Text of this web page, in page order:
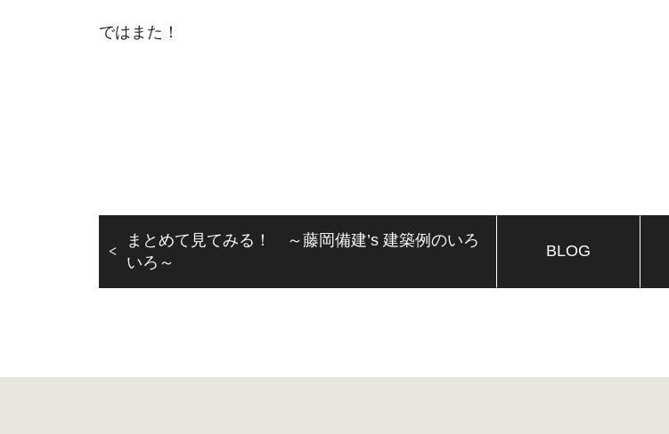
ではまた！
まとめて見てみる！ ～藤岡備建’s 建築例のいろ
いろ～
BLOG